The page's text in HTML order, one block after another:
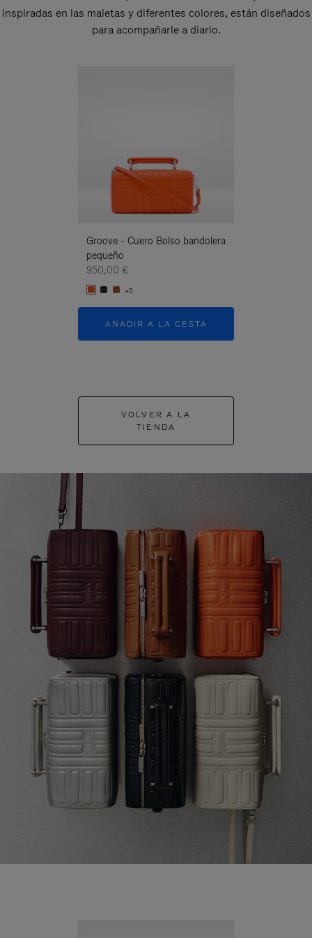
inspiradas en las maletas y diferentes colores, están diseñados
para acompañarle a diario.
Groove - Cuero Bolso bandolera
pequeño
950,00 €
+5
AÑADIR A LA CESTA
VOLVER A LA
TIENDA